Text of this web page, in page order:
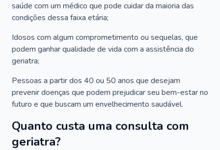
saúde com um médico que pode cuidar da maioria das
condições dessa faixa etária;
Idosos com algum comprometimento ou sequelas, que
podem ganhar qualidade de vida com a assistência do
geriatra;
Pessoas a partir dos 40 ou 50 anos que desejam
prevenir doenças que podem prejudicar seu bem-estar no
futuro e que buscam um envelhecimento saudável.
Quanto custa uma consulta com
geriatra?